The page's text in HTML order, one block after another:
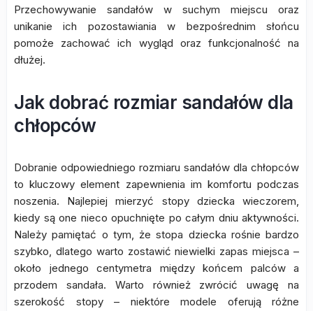
Przechowywanie sandałów w suchym miejscu oraz
unikanie ich pozostawiania w bezpośrednim słońcu
pomoże zachować ich wygląd oraz funkcjonalność na
dłużej.
Jak dobrać rozmiar sandałów dla
chłopców
Dobranie odpowiedniego rozmiaru sandałów dla chłopców
to kluczowy element zapewnienia im komfortu podczas
noszenia. Najlepiej mierzyć stopy dziecka wieczorem,
kiedy są one nieco opuchnięte po całym dniu aktywności.
Należy pamiętać o tym, że stopa dziecka rośnie bardzo
szybko, dlatego warto zostawić niewielki zapas miejsca –
około jednego centymetra między końcem palców a
przodem sandała. Warto również zwrócić uwagę na
szerokość stopy – niektóre modele oferują różne